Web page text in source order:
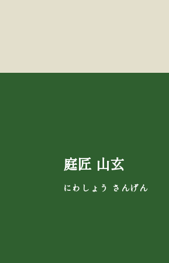
庭匠 山玄
にわしょう さんげん